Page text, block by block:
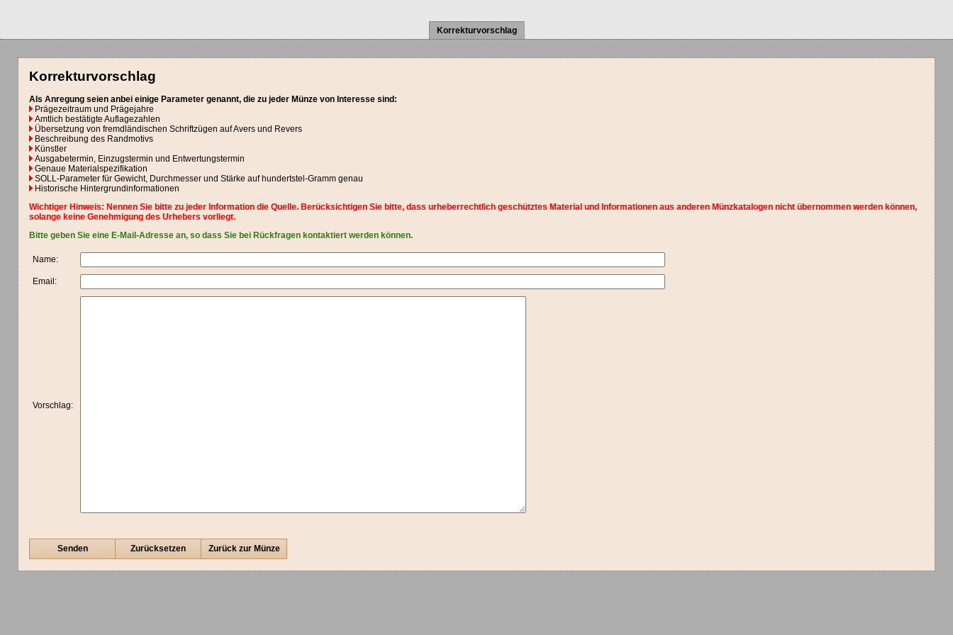
Korrekturvorschlag
Korrekturvorschlag
Als Anregung seien anbei einige Parameter genannt, die zu jeder Münze von Interesse sind:
Prägezeitraum und Prägejahre
Amtlich bestätigte Auflagezahlen
Übersetzung von fremdländischen Schriftzügen auf Avers und Revers
Beschreibung des Randmotivs
Künstler
Ausgabetermin, Einzugstermin und Entwertungstermin
Genaue Materialspezifikation
SOLL-Parameter für Gewicht, Durchmesser und Stärke auf hundertstel-Gramm genau
Historische Hintergrundinformationen
Wichtiger Hinweis: Nennen Sie bitte zu jeder Information die Quelle. Berücksichtigen Sie bitte, dass urheberrechtlich geschütztes Material und Informationen aus anderen Münzkatalogen nicht übernommen werden können,
solange keine Genehmigung des Urhebers vorliegt.
Bitte geben Sie eine E-Mail-Adresse an, so dass Sie bei Rückfragen kontaktiert werden können.
Name:
Email:
Vorschlag:
Senden Zurücksetzen Zurück zur Münze